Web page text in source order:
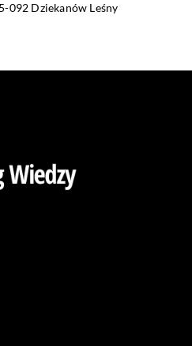
092 Dziekanów Leśny